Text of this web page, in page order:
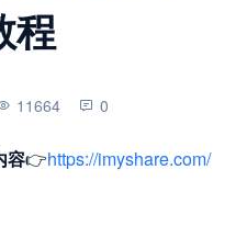
程
11664 0
容👉https://imyshare.com/